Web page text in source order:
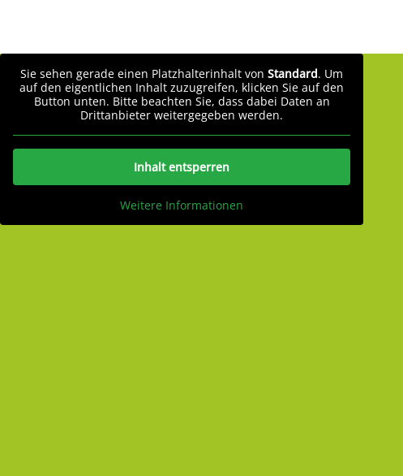
Sie sehen gerade einen Platzhalterinhalt von Standard. Um
auf den eigentlichen Inhalt zuzugreifen, klicken Sie auf den
Button unten. Bitte beachten Sie, dass dabei Daten an
Drittanbieter weitergegeben werden.
Inhalt entsperren
Weitere Informationen